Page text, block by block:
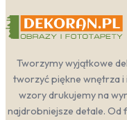
Tworzymy wyjątkowe
tworzyć piękne wnętrza i
wzory drukujemy na
najdrobniejsze detale.